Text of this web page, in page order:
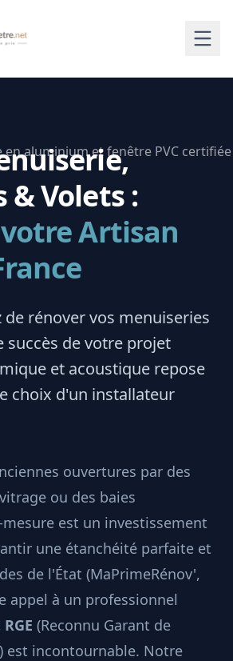
& Volets :
Artisan
de rénover vos menuiseries
succès de votre projet
et acoustique repose
choix d'un installateur
ouvertures par des
ou des baies
est un investissement
une étanchéité parfaite et
de l'État (MaPrimeRénov',
appel à un professionnel
(Reconnu Garant de
est incontournable. Notre